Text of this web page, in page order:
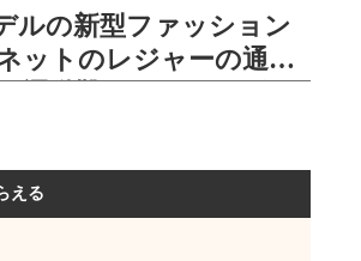
ルの新型ファッション
ットのレジャーの通気
える